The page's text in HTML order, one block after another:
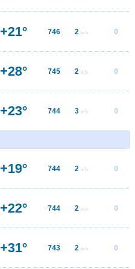
+21° 746 2 m/s 0
+28° 745 2 m/s 0
+23° 744 3 m/s 0
+19° 744 2 m/s 0
+22° 744 2 m/s 0
+31° 743 2 m/s 0